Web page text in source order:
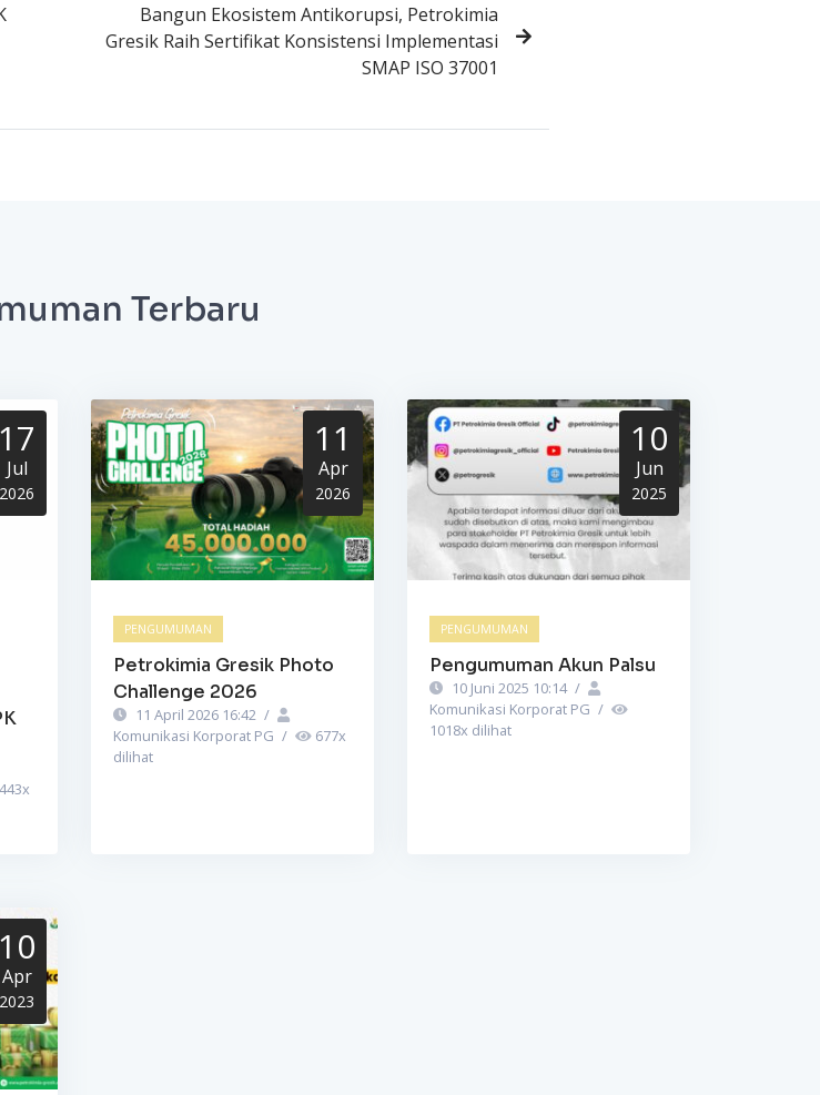
Bangun Ekosistem Antikorupsi, Petrokimia
Gresik Raih Sertifikat Konsistensi Implementasi
SMAP ISO 37001
Terbaru
17
Jul
2026
443x
11
Apr
2026
PENGUMUMAN
Petrokimia Gresik Photo
Challenge 2026
11 April 2026 16:42 /
Komunikasi Korporat PG / 677x
dilihat
10
Jun
2025
PENGUMUMAN
Pengumuman Akun Palsu
10 Juni 2025 10:14 /
Komunikasi Korporat PG /
1018x dilihat
10
Apr
2023